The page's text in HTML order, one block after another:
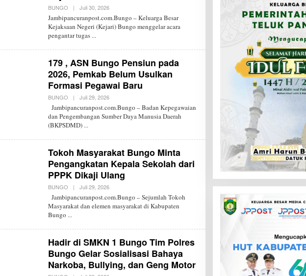
BUNGO | Juli 30, 2026O
E
H
D
K
S
I
J
P
Jambipancuranpost.com.Bungo – Keluarga Besar
Kejaksaan Negeri (Kejari) Bungo menggelar acara
pengantar tugas
179 , ASN Bungo Pensiun pada
2026, Pemkab Belum Usulkan
Formasi Pegawai Baru
BUNGO | Juli 29, 2026O
E
H
D
K
J
P
Jambipancuranpost.com.Bungo – Badan Kepegawaian
dan Pengembangan Sumber Daya Manusia Daerah
(BKPSDMD)
Tokoh Masyarakat Bungo Minta
Pengangkatan Kepala Sekolah dari
PPPK Dikaji Ulang
BUNGO | Juli 29, 2026O
E
H
D
I
J
P
Jambipancuranpost.com.Bungo – Sejumlah Tokoh
Masyarakat dan elemen masyarakat di Kabupaten
Bungo
Hadir di SMKN 1 Bungo Tim Polres
Bungo Gelar Sosialisasi Bahaya
Narkoba, Bullying, dan Geng Motor